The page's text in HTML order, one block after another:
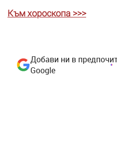
Към хороскопа >>>
Добави ни в
Google